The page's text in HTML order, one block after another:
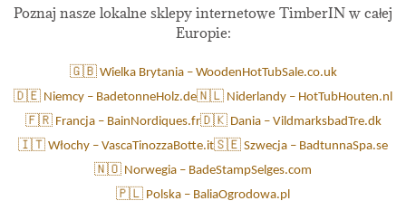
Poznaj nasze lokalne sklepy internetowe TimberIN w całej
Europie:
🇬🇧 Wielka Brytania – WoodenHotTubSale.co.uk
🇩🇪 Niemcy – BadetonneHolz.de🇳🇱 Niderlandy – HotTubHouten.nl
🇫🇷 Francja – BainNordiques.fr🇩🇰 Dania – VildmarksbadTre.dk
🇮🇹 Włochy – VascaTinozzaBotte.it🇸🇪 Szwecja – BadtunnaSpa.se
🇳🇴 Norwegia – BadeStampSelges.com
🇵🇱 Polska – BaliaOgrodowa.pl